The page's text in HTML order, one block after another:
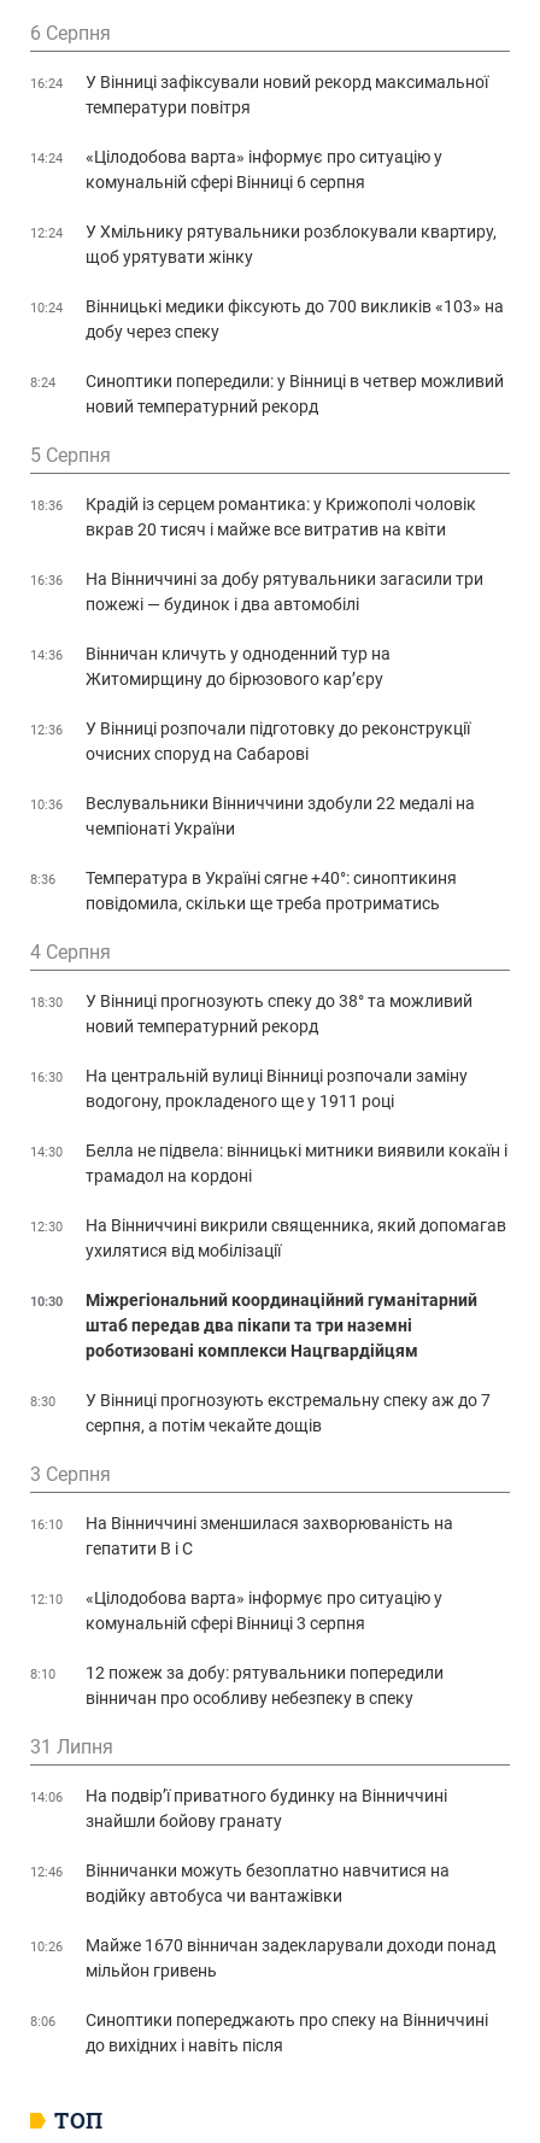
ТОП
6 Серпня
16:24
У Вінниці зафіксували новий рекорд максимальної
температури повітря
14:24
«Цілодобова варта» інформує про ситуацію у
комунальній сфері Вінниці 6 серпня
12:24
У Хмільнику рятувальники розблокували квартиру,
щоб урятувати жінку
10:24
Вінницькі медики фіксують до 700 викликів «103» на
добу через спеку
8:24
Синоптики попередили: у Вінниці в четвер можливий
новий температурний рекорд
5 Серпня
18:36
Крадій із серцем романтика: у Крижополі чоловік
вкрав 20 тисяч і майже все витратив на квіти
16:36
На Вінниччині за добу рятувальники загасили три
пожежі — будинок і два автомобілі
14:36
Вінничан кличуть у одноденний тур на
Житомирщину до бірюзового кар’єру
12:36
У Вінниці розпочали підготовку до реконструкції
очисних споруд на Сабарові
10:36
Веслувальники Вінниччини здобули 22 медалі на
чемпіонаті України
8:36
Температура в Україні сягне +40°: синоптикиня
повідомила, скільки ще треба протриматись
4 Серпня
18:30
У Вінниці прогнозують спеку до 38° та можливий
новий температурний рекорд
16:30
На центральній вулиці Вінниці розпочали заміну
водогону, прокладеного ще у 1911 році
14:30
Белла не підвела: вінницькі митники виявили кокаїн і
трамадол на кордоні
12:30
На Вінниччині викрили священника, який допомагав
ухилятися від мобілізації
10:30
Міжрегіональний координаційний гуманітарний
штаб передав два пікапи та три наземні
роботизовані комплекси Нацгвардійцям
8:30
У Вінниці прогнозують екстремальну спеку аж до 7
серпня, а потім чекайте дощів
3 Серпня
16:10
На Вінниччині зменшилася захворюваність на
гепатити В і С
12:10
«Цілодобова варта» інформує про ситуацію у
комунальній сфері Вінниці 3 серпня
8:10
12 пожеж за добу: рятувальники попередили
вінничан про особливу небезпеку в спеку
31 Липня
14:06
На подвір’ї приватного будинку на Вінниччині
знайшли бойову гранату
12:46
Вінничанки можуть безоплатно навчитися на
водійку автобуса чи вантажівки
10:26
Майже 1670 вінничан задекларували доходи понад
мільйон гривень
8:06
Синоптики попереджають про спеку на Вінниччині
до вихідних і навіть після